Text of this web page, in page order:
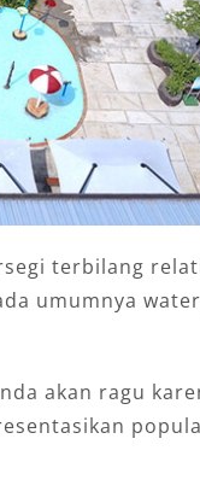
terbilang
umumnya
akan ragu